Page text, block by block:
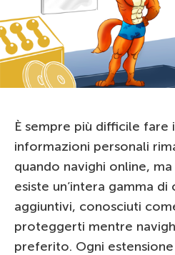
È sempre più difficile
informazioni personali
quando navighi online,
esiste un’intera gamma
aggiuntivi, conosciuti
proteggerti mentre
preferito. Ogni